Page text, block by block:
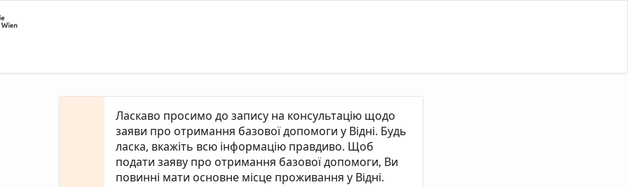
Ласкаво просимо до запису на консультацію щодо
заяви про отримання базової допомоги у Відні. Будь
ласка, вкажіть всю інформацію правдиво. Щоб
подати заяву про отримання базової допомоги, Ви
повинні мати основне місце проживання у Відні.